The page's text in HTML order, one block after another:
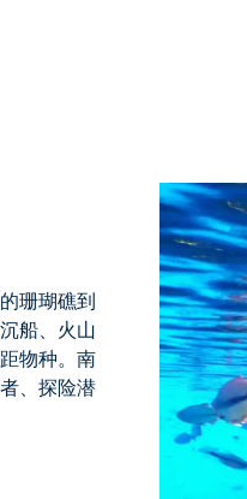
珊瑚礁到
船、火山
物种。南
、探险潜